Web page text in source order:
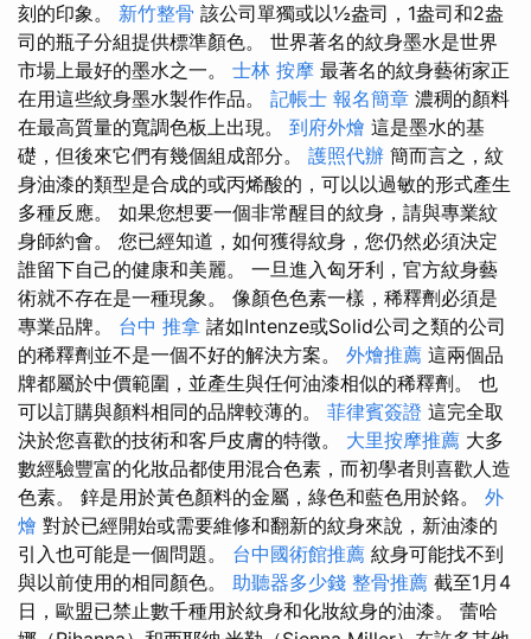
刻的印象。 新竹整骨 該公司單獨或以½盎司，1盎司和2盎
司的瓶子分組提供標準顏色。 世界著名的紋身墨水是世界
市場上最好的墨水之一。 士林 按摩 最著名的紋身藝術家正
在用這些紋身墨水製作作品。 記帳士 報名簡章 濃稠的顏料
在最高質量的寬調色板上出現。 到府外燴 這是墨水的基
礎，但後來它們有幾個組成部分。 護照代辦 簡而言之，紋
身油漆的類型是合成的或丙烯酸的，可以以過敏的形式產生
多種反應。 如果您想要一個非常醒目的紋身，請與專業紋
身師約會。 您已經知道，如何獲得紋身，您仍然必須決定
誰留下自己的健康和美麗。 一旦進入匈牙利，官方紋身藝
術就不存在是一種現象。 像顏色色素一樣，稀釋劑必須是
專業品牌。 台中 推拿 諸如Intenze或Solid公司之類的公司
的稀釋劑並不是一個不好的解決方案。 外燴推薦 這兩個品
牌都屬於中價範圍，並產生與任何油漆相似的稀釋劑。 也
可以訂購與顏料相同的品牌較薄的。 菲律賓簽證 這完全取
決於您喜歡的技術和客戶皮膚的特徵。 大里按摩推薦 大多
數經驗豐富的化妝品都使用混合色素，而初學者則喜歡人造
色素。 鋅是用於黃色顏料的金屬，綠色和藍色用於鉻。 外
燴 對於已經開始或需要維修和翻新的紋身來說，新油漆的
引入也可能是一個問題。 台中國術館推薦 紋身可能找不到
與以前使用的相同顏色。 助聽器多少錢 整骨推薦 截至1月4
日，歐盟已禁止數千種用於紋身和化妝紋身的油漆。 蕾哈